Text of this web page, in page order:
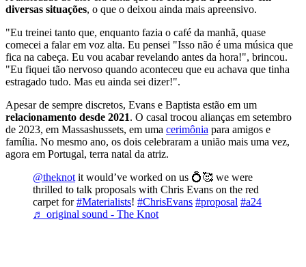
diversas situações, o que o deixou ainda mais apreensivo.
"Eu treinei tanto que, enquanto fazia o café da manhã, quase
comecei a falar em voz alta. Eu pensei "Isso não é uma música que
fica na cabeça. Eu vou acabar revelando antes da hora!", brincou.
"Eu fiquei tão nervoso quando aconteceu que eu achava que tinha
estragado tudo. Mas eu ainda sei dizer!".
Apesar de sempre discretos, Evans e Baptista estão em um
relacionamento desde 2021. O casal trocou alianças em setembro
de 2023, em Massashussets, em uma cerimônia para amigos e
família. No mesmo ano, os dois celebraram a união mais uma vez,
agora em Portugal, terra natal da atriz.
@theknot it would’ve worked on us 💍🥰 we were
thrilled to talk proposals with Chris Evans on the red
carpet for#Materialists! #ChrisEvans #proposal #a24
♬ original sound - The Knot